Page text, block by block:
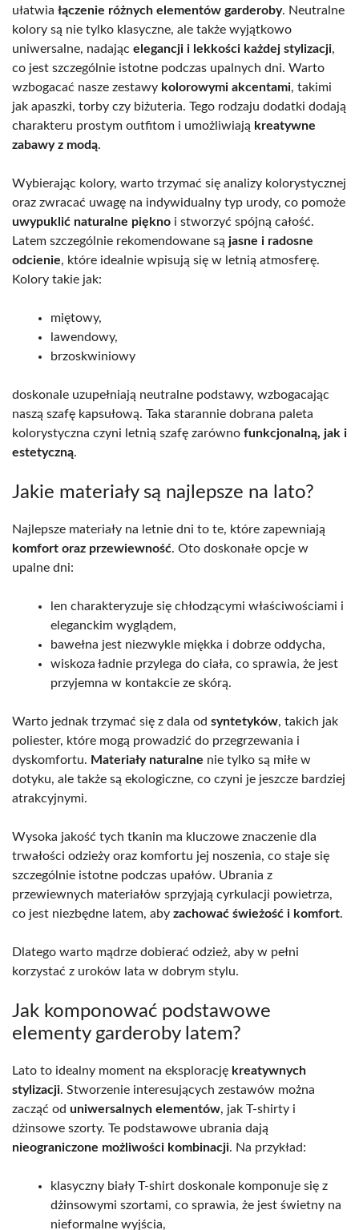
ułatwia łączenie różnych elementów garderoby. Neutralne
kolory są nie tylko klasyczne, ale także wyjątkowo
uniwersalne, nadając elegancji i lekkości każdej stylizacji,
co jest szczególnie istotne podczas upalnych dni. Warto
wzbogacać nasze zestawy kolorowymi akcentami, takimi
jak apaszki, torby czy biżuteria. Tego rodzaju dodatki dodają
charakteru prostym outfitom i umożliwiają kreatywne
zabawy z modą.
Wybierając kolory, warto trzymać się analizy kolorystycznej
oraz zwracać uwagę na indywidualny typ urody, co pomoże
uwypuklić naturalne piękno i stworzyć spójną całość.
Latem szczególnie rekomendowane są jasne i radosne
odcienie, które idealnie wpisują się w letnią atmosferę.
Kolory takie jak:
miętowy,
lawendowy,
brzoskwiniowy
doskonale uzupełniają neutralne podstawy, wzbogacając
naszą szafę kapsułową. Taka starannie dobrana paleta
kolorystyczna czyni letnią szafę zarówno funkcjonalną, jak i
estetyczną.
Jakie materiały są najlepsze na lato?
Najlepsze materiały na letnie dni to te, które zapewniają
komfort oraz przewiewność. Oto doskonałe opcje w
upalne dni:
len charakteryzuje się chłodzącymi właściwościami i
eleganckim wyglądem,
bawełna jest niezwykle miękka i dobrze oddycha,
wiskoza ładnie przylega do ciała, co sprawia, że jest
przyjemna w kontakcie ze skórą.
Warto jednak trzymać się z dala od syntetyków, takich jak
poliester, które mogą prowadzić do przegrzewania i
dyskomfortu. Materiały naturalne nie tylko są miłe w
dotyku, ale także są ekologiczne, co czyni je jeszcze bardziej
atrakcyjnymi.
Wysoka jakość tych tkanin ma kluczowe znaczenie dla
trwałości odzieży oraz komfortu jej noszenia, co staje się
szczególnie istotne podczas upałów. Ubrania z
przewiewnych materiałów sprzyjają cyrkulacji powietrza,
co jest niezbędne latem, aby zachować świeżość i komfort.
Dlatego warto mądrze dobierać odzież, aby w pełni
korzystać z uroków lata w dobrym stylu.
Jak komponować podstawowe
elementy garderoby latem?
Lato to idealny moment na eksplorację kreatywnych
stylizacji. Stworzenie interesujących zestawów można
zacząć od uniwersalnych elementów, jak T-shirty i
dżinsowe szorty. Te podstawowe ubrania dają
nieograniczone możliwości kombinacji. Na przykład:
klasyczny biały T-shirt doskonale komponuje się z
dżinsowymi szortami, co sprawia, że jest świetny na
nieformalne wyjścia,